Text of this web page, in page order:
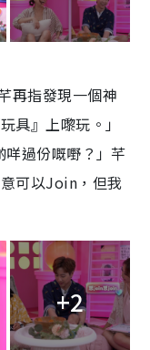
再指發現一個神
具』上嚟玩。」
過份嘅嘢？」芊
可以Join，但我
+2